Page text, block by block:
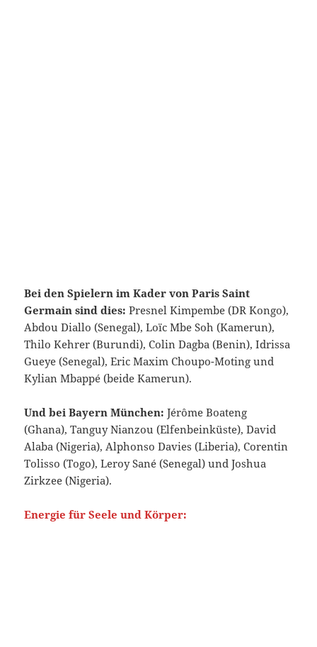
Bei den Spielern im Kader von Paris Saint
Germain sind dies: Presnel Kimpembe (DR Kongo),
Abdou Diallo (Senegal), Loïc Mbe Soh (Kamerun),
Thilo Kehrer (Burundi), Colin Dagba (Benin), Idrissa
Gueye (Senegal), Eric Maxim Choupo-Moting und
Kylian Mbappé (beide Kamerun).
Und bei Bayern München: Jérôme Boateng
(Ghana), Tanguy Nianzou (Elfenbeinküste), David
Alaba (Nigeria), Alphonso Davies (Liberia), Corentin
Tolisso (Togo), Leroy Sané (Senegal) und Joshua
Zirkzee (Nigeria).
Energie für Seele und Körper: